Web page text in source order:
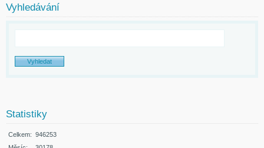
Vyhledávání
Statistiky
Celkem: 946253